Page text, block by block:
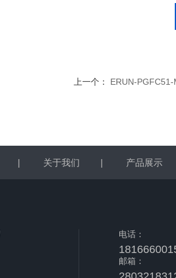
上一个： ERUN-
| 关于我们 | 产品展示
电话：
邮箱：